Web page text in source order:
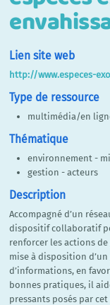
Lien site web
http://www.especes-
Type de ressource
multimédia/en
Thématique
environnement -
gestion - acteurs
Description
Accompagné d’un
dispositif collaboratif
renforcer les actions
mise à disposition
d’informations, en
bonnes pratiques, il
pressants posés par